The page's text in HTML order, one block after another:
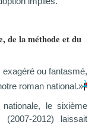
de la méthode et du
ou fantasmé,
roman national.»1
le sixième
2012) laissait